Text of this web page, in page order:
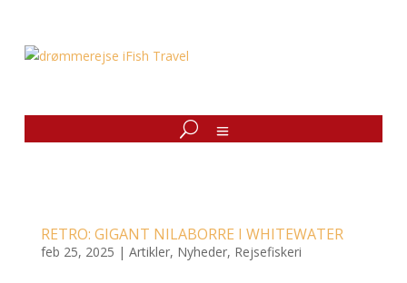
RETRO: GIGANT NILABORRE I WHITEWATER
feb 25, 2025 | Artikler, Nyheder, Rejsefiskeri